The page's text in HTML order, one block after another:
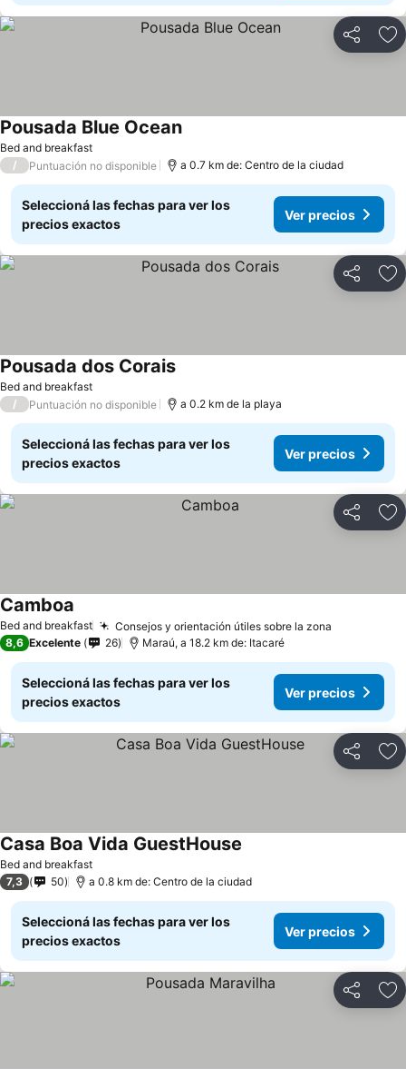
Compartir
Bed and breakfast
Pousada Blue Ocean
/ Puntuación no disponible a 0.7 km de: Centro de la ciudad
Seleccioná las fechas para ver los
precios exactos
Ver precios
Compartir
Bed and breakfast
Pousada dos Corais
/ Puntuación no disponible a 0.2 km de la playa
Seleccioná las fechas para ver los
precios exactos
Ver precios
Compartir
Bed and breakfast Consejos y orientación útiles sobre la zona
Camboa
8,6 Excelente 26 Maraú, a 18.2 km de: Itacaré
Seleccioná las fechas para ver los
precios exactos
Ver precios
Compartir
Bed and breakfast
Casa Boa Vida GuestHouse
7,3 50 a 0.8 km de: Centro de la ciudad
Seleccioná las fechas para ver los
precios exactos
Ver precios
Compartir